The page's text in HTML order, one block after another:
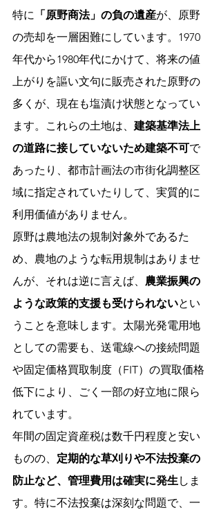
特に 「原野商法」の負の遺産が、原野
の売却を一層困難にしています。1970
年代から1980年代にかけて、将来の値
上がりを謳い文句に販売された原野の
多くが、現在も塩漬け状態となってい
ます。これらの土地は、 建築基準法上
の道路に接していないため建築不可で
あったり、都市計画法の市街化調整区
域に指定されていたりして、実質的に
利用価値がありません。
原野は農地法の規制対象外であるた
め、農地のような転用規制はありませ
んが、それは逆に言えば、 農業振興の
ような政策的支援も受けられないとい
うことを意味します。太陽光発電用地
としての需要も、送電線への接続問題
や固定価格買取制度（FIT）の買取価格
低下により、ごく一部の好立地に限ら
れています。
年間の固定資産税は数千円程度と安い
ものの、 定期的な草刈りや不法投棄の
防止など、管理費用は確実に発生しま
す。特に不法投棄は深刻な問題で、一